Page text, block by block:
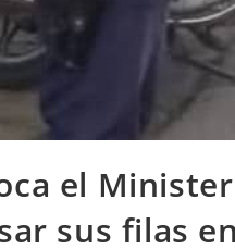
el
sus filas